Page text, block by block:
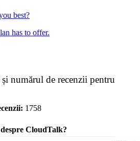
best?
has to offer.
numărul de recenzii pentru
1758
CloudTalk?